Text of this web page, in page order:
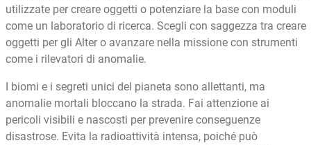
utilizzate per creare oggetti o potenziare la base con moduli
come un laboratorio di ricerca. Scegli con saggezza tra creare
oggetti per gli Alter o avanzare nella missione con strumenti
come i rilevatori di anomalie.
I biomi e i segreti unici del pianeta sono allettanti, ma
anomalie mortali bloccano la strada. Fai attenzione ai
pericoli visibili e nascosti per prevenire conseguenze
disastrose. Evita la radioattività intensa, poiché può